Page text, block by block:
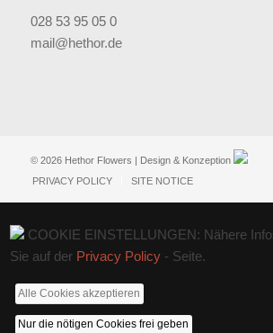
028 53 95 05 0
mail@hethor.de
© 2026 Hethor Flowers | Design & Konzeption
PRIVACY POLICY
SITE NOTICE
COOKIE EINSTELLUNGEN: Nähere
Sie auf der Privacy Policy- Seite.
Alle Cookies akzeptieren
Nur die nötigen Cookies frei geben